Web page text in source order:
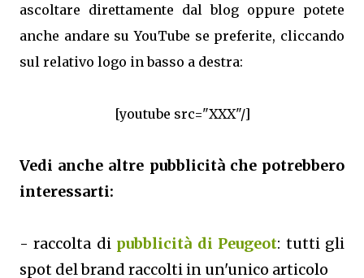
ascoltare direttamente dal blog oppure potete
anche andare su YouTube se preferite, cliccando
sul relativo logo in basso a destra:
[youtube src="XXX"/]
Vedi anche altre pubblicità che potrebbero
interessarti:
- raccolta di pubblicità di Peugeot: tutti gli
spot del brand raccolti in un'unico articolo